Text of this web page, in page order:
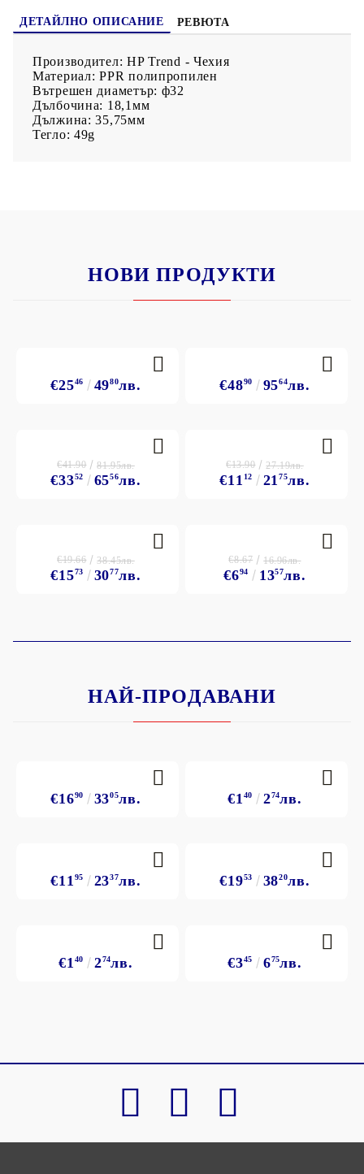
ДЕТАЙЛНО ОПИСАНИЕ РЕВЮТА
Производител: HP Trend - Чехия
Материал: PPR полипропилен
Вътрешен диаметър: ф32
Дълбочина: 18,1мм
Дължина: 35,75мм
Тегло: 49g
НОВИ ПРОДУКТИ
€2546 4980лв. €4890 9564лв.
€3352 6556лв.
€41.90 81.95лв.
€11 12 2175лв.
€13.90 27.19лв.
€1573 3077лв.
€19.66 38.45лв.
€694 1357лв.
€8.67 16.96лв.
НАЙ-ПРОДАВАНИ
€1690 3305лв. €1 40 274лв.
€11 95 2337лв. €1953 3820лв.
€1 40 274лв. €345 675лв.